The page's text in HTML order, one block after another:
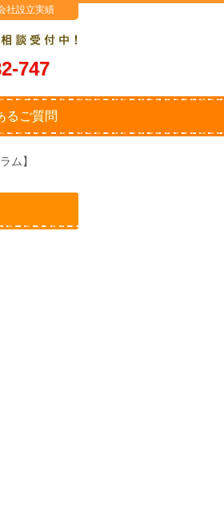
747
社設立実績
るご質問
ム】